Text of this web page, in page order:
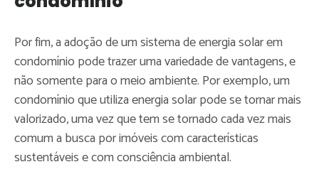
Por fim, a adoção de um sistema de energia solar em
condomínio pode trazer uma variedade de vantagens, e
não somente para o meio ambiente. Por exemplo, um
condomínio que utiliza energia solar pode se tornar mais
valorizado, uma vez que tem se tornado cada vez mais
comum a busca por imóveis com características
sustentáveis e com consciência ambiental.